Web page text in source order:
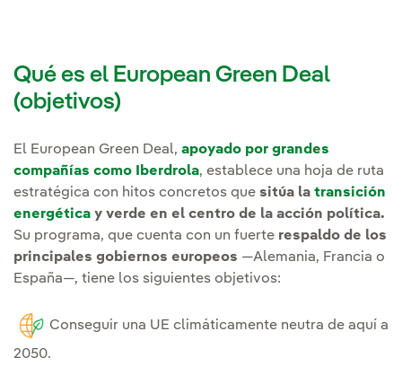
Qué es el European Green Deal
(objetivos)
El European Green Deal, apoyado por grandes
compañías como Iberdrola, establece una hoja de ruta
estratégica con hitos concretos que sitúa la transición
energética y verde en el centro de la acción política.
Su programa, que cuenta con un fuerte respaldo de los
principales gobiernos europeos —Alemania, Francia o
España—, tiene los siguientes objetivos:
Conseguir una UE climáticamente neutra de aquí a
2050.